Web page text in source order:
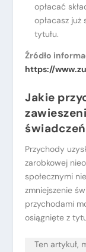
opłacać
opłacasz już
tytułu.
Źródło
https://
Jakie
Przychody
zarobkowej
społecznymi
zmniejszenie
przychodami
osiągnięte z
Ten artykuł,